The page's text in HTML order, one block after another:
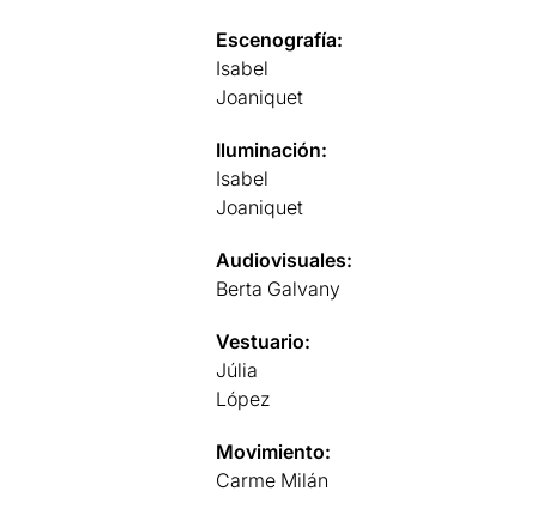
Escenografía:
Isabel
Joaniquet
Iluminación:
Isabel
Joaniquet
Audiovisuales:
Berta Galvany
Vestuario:
Júlia
López
Movimiento:
Carme Milán